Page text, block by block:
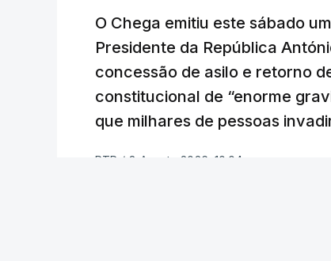
O Chega emitiu este sábado
Presidente da República
concessão de asilo e retorno
constitucional de “enorme
que milhares de pessoas
RTP / 8 Agosto 2026, 10:04